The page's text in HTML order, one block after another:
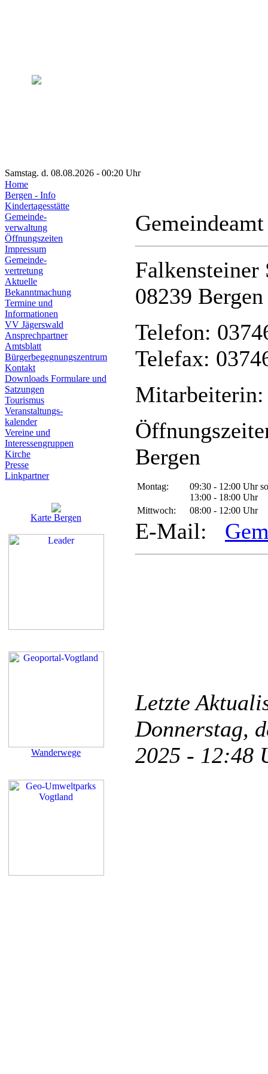
Samstag. d. 08.08.2026 - 00:20 Uhr
Home
Bergen - Info
Kindertagesstätte
Gemeinde-
verwaltung
Öffnungszeiten
Impressum
Gemeinde-
vertretung
Aktuelle
Bekanntmachung
Termine und
Informationen
VV Jägerswald
Ansprechpartner
Amtsblatt
Bürgerbegegnungszentrum
Kontakt
Downloads Formulare und
Satzungen
Tourismus
Veranstaltungs-
kalender
Vereine und
Interessen­gruppen
Kirche
Presse
Linkpartner
Karte Bergen
Wanderwege
Falkensteiner
08239 Bergen
Telefon:
Telefax:
Mitarbeiterin:
Bergen
Montag:
09:30 - 12:00 Uhr
13:00 - 18:00 Uhr
Mittwoch:
08:00 - 12:00 Uhr
E-Mail:
Letzte
Donnerstag,
2025 -